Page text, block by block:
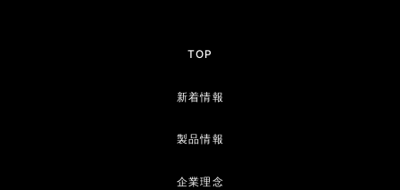
TOP
新着情報
製品情報
企業理念